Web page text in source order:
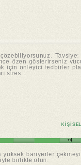
özen gösterirseniz
için önleyici tedbirler
stres.
+4
yüksek bariyerler
birlikte olun.